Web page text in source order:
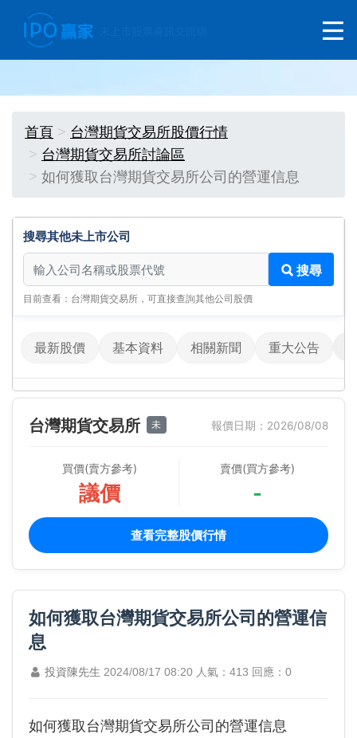
首頁
台灣期貨交易所股價行情
台灣期貨交易所討論區
如何獲取台灣期貨交易所公司的營運信息
搜尋其他未上市公司
搜尋其他未上市公司
搜尋
目前查看：台灣期貨交易所，可直接查詢其他公司股價
最新股價 基本資料 相關新聞 重大公告
台灣期貨交易所 未 報價日期：2026/08/08
買價(賣方參考)
議價
賣價(買方參考)
-
查看完整股價行情
如何獲取台灣期貨交易所公司的營運信
息
投資陳先生 2024/08/17 08:20 人氣：413 回應：0
如何獲取台灣期貨交易所公司的營運信息